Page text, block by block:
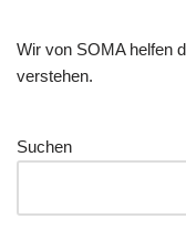
Wir von SOMA helfen
verstehen.
Suchen